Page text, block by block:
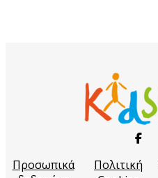
Προσωπικά
Πολιτική